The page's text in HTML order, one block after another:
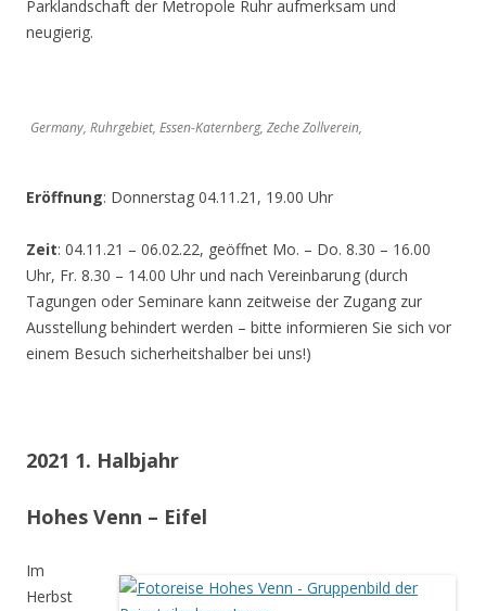
Parklandschaft der Metropole Ruhr aufmerksam und
neugierig.
Germany, Ruhrgebiet, Essen-Katernberg, Zeche Zollverein,
Eröffnung: Donnerstag 04.11.21, 19.00 Uhr
Zeit: 04.11.21 – 06.02.22, geöffnet Mo. – Do. 8.30 – 16.00
Uhr, Fr. 8.30 – 14.00 Uhr und nach Vereinbarung (durch
Tagungen oder Seminare kann zeitweise der Zugang zur
Ausstellung behindert werden – bitte informieren Sie sich vor
einem Besuch sicherheitshalber bei uns!)
2021 1. Halbjahr
Hohes Venn – Eifel
Im
Herbst